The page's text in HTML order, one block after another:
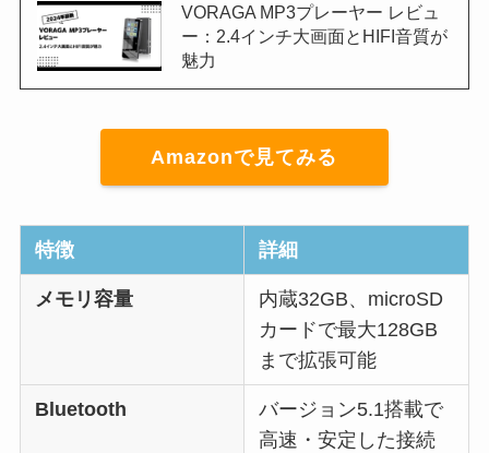
VORAGA MP3プレーヤー レビュ
ー：2.4インチ大画面とHIFI音質が
魅力
Amazonで見てみる
特徴 詳細
メモリ容量
内蔵32GB、microSD
カードで最大128GB
まで拡張可能
Bluetooth
バージョン5.1搭載で
高速・安定した接続